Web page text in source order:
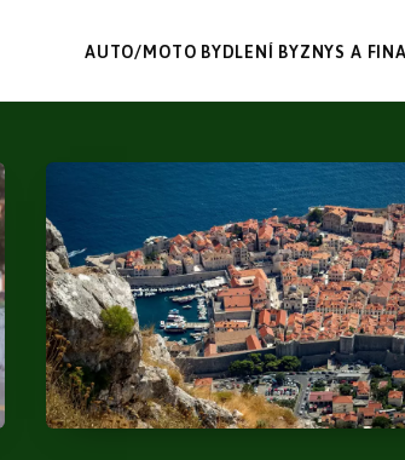
AUTO/MOTO BYDLENÍ BYZNYS A